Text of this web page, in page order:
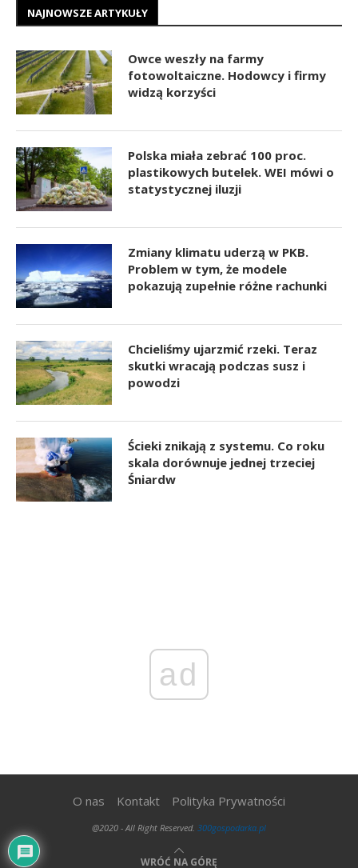
NAJNOWSZE ARTYKUŁY
Owce weszły na farmy
fotowoltaiczne. Hodowcy i firmy
widzą korzyści
Polska miała zebrać 100 proc.
plastikowych butelek. WEI mówi o
statystycznej iluzji
Zmiany klimatu uderzą w PKB.
Problem w tym, że modele
pokazują zupełnie różne rachunki
Chcieliśmy ujarzmić rzeki. Teraz
skutki wracają podczas susz i
powodzi
Ścieki znikają z systemu. Co roku
skala dorównuje jednej trzeciej
Śniardw
ad
O nas Kontakt Polityka Prywatności
@2020 - All Right Reserved. 300gospodarka.pl
WRÓĆ NA GÓRĘ